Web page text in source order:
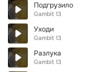
Подгрузило
Gambit 13
Уходи
Gambit 13
Разлука
Gambit 13